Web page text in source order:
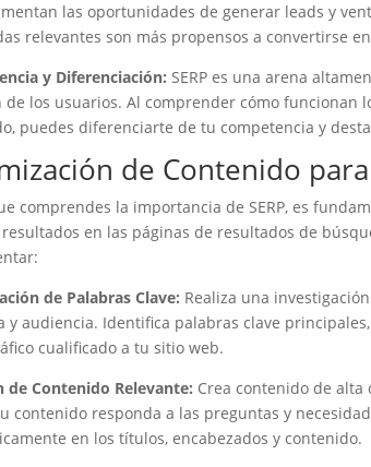
las oportunidades de generar leads y
relevantes son más propensos a convertirse
y Diferenciación: SERP es una arena
de los usuarios. Al comprender cómo
puedes diferenciarte de tu competencia y
de Contenido para
comprendes la importancia de SERP, es
en las páginas de resultados de
de Palabras Clave: Realiza una
y audiencia. Identifica palabras clave
cualificado a tu sitio web.
de Contenido Relevante: Crea contenido de
contenido responda a las preguntas y
en los títulos, encabezados y contenido.